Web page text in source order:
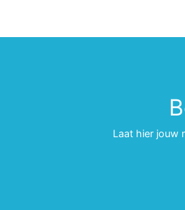
Laat hier jouw